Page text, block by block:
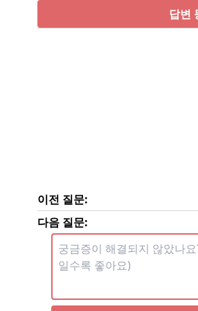
답변
이전 질문:
다음 질문: